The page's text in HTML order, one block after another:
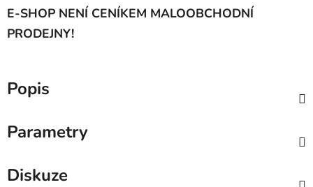
E-SHOP NENÍ CENÍKEM MALOOBCHODNÍ
PRODEJNY!
Popis
Parametry
Diskuze